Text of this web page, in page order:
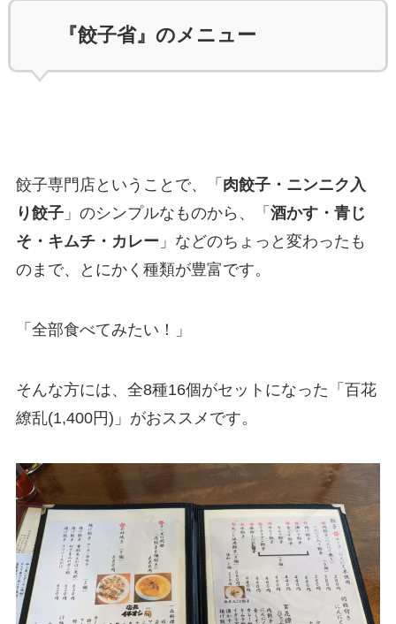
『餃子省』のメニュー
餃子専門店ということで、「 肉餃子・ニンニク入
り餃子」のシンプルなものから、「 酒かす・青じ
そ・キムチ・カレー 」などのちょっと変わったも
のまで、とにかく種類が豊富です。
「全部食べてみたい！」
そんな方には、全8種16個がセットになった「百花
繚乱(1,400円)」がおススメです。